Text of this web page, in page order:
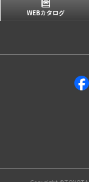
WEBカタログ